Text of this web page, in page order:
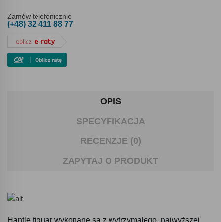
Zamów telefonicznie
(+48) 32 411 88 77
OPIS
SPECYFIKACJA
RECENZJE (0)
ZAPYTAJ O PRODUKT
Hantle tiguar wykonane są z wytrzymałego, najwyższej